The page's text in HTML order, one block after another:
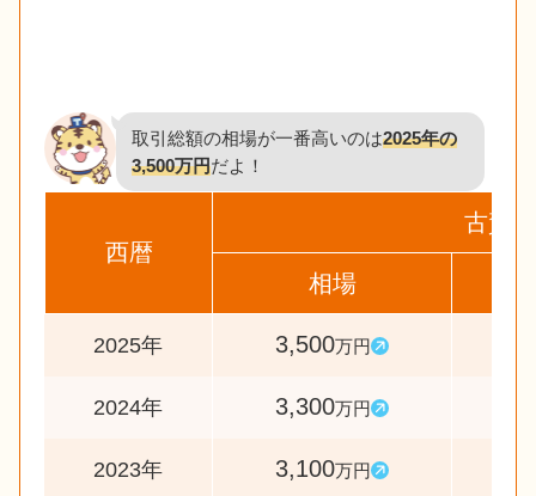
取引総額の相場が一番高いのは2025年の
3,500万円だよ！
西暦
古賀市
相場
2025年 3,500万円
2024年 3,300万円
2023年 3,100万円